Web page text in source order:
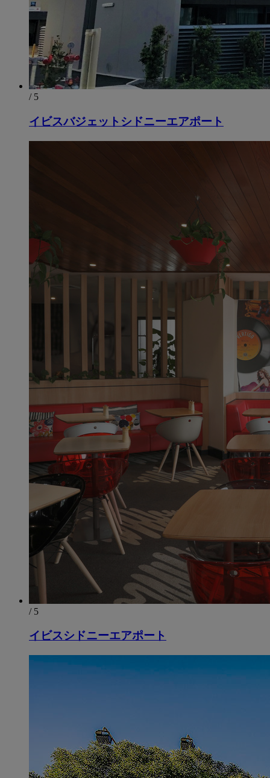
/ 5
イビスバジェットシドニーエアポート
/ 5
イビスシドニーエアポート